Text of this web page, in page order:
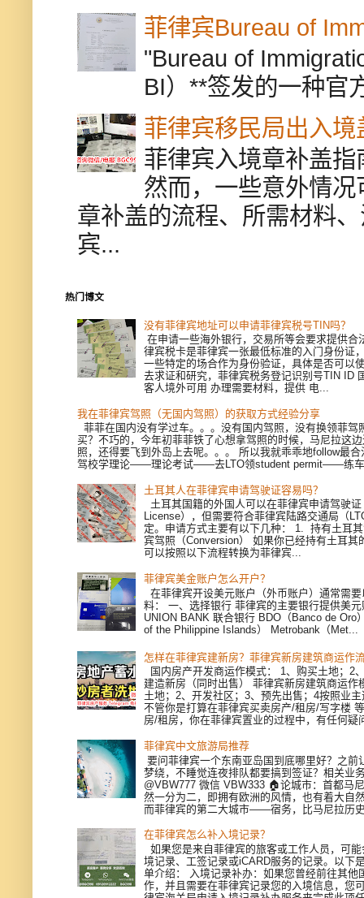
菲律宾Bureau of
"Bureau of
BI）**签发的一种官
菲律宾移民局出入
菲律宾入境章补盖
然而，一些意外情
章补盖的流程、所需材料
宾...
热门博文
没有菲律宾地址可以申请菲律宾税号TIN吗？
在申请一些海外银行，交易所等会要求提供合
律宾税卡是菲律宾一张最低标准的入门身份证
一些特定的场合作为身份验证，具体是否可以
去求证和研究，菲律宾税务登记识别号TIN ID
客人境外可用 办理需要材料，提供 电...
我在菲律宾驾照（无国内驾照）的获取方式经验分享
菲菲在国内没有学过车。。。没有国内驾照，没有换领菲驾
买？不巧的，今年初菲菲铁了心想拿驾照的时候，马尼拉这
照，还得要飞到外岛上去呢。。。 所以我就乖乖地follow最
驾校学理论——理论考试——去LTO领student permit——练
土耳其人在菲律宾申请驾驶证容易吗？
土耳其国籍的外国人可以在菲律宾申请驾驶证
License），但需要符合菲律宾陆路交通局（
定。申请方式主要有以下几种： 1. 持有土耳
宾驾照（Conversion） 如果你已经持有土耳其
可以按照以下流程转换为菲律宾...
菲律宾美金账户怎么开户？
在菲律宾开设美元账户（外币账户）通常需
料： 一、选择银行 菲律宾的主要银行提供美
UNION BANK 联合银行 BDO（Banco de Oro
of the Philippine Islands） Metrobank（Met...
怎样在菲律宾建新房？菲律宾新房建筑商运作
国内房产开发商运作模式： 1、购买土地；2
建造新房（同时出售） 菲律宾新房建筑商运作
土地；2、开发社区；3、预先出售；4按照业
不管你是打算在菲律宾买卖房产/租房/写字楼
房/租房，你在菲律宾置业的过程中，有任何疑
菲律宾中文旅游局推荐
要问菲律宾一个东南亚岛国到底哪里好？之前
梦绕，不睡觉连夜排队都要搞到签证？相关业
@VBW777 微信 VBW333 🏠论城市：首都马
然一分为二，即拥有欧洲的风情，也有着大自
而菲律宾的第二大城市——宿务，比马尼拉历
在菲律宾怎么补入境记录？
如果您是来自菲律宾的旅客或工作人员，可
境记录、工签记录或iCARD服务的记录。以下
单介绍： 入境记录补办：如果您曾经前往其他
作，并且需要在菲律宾记录您的入境信息，您